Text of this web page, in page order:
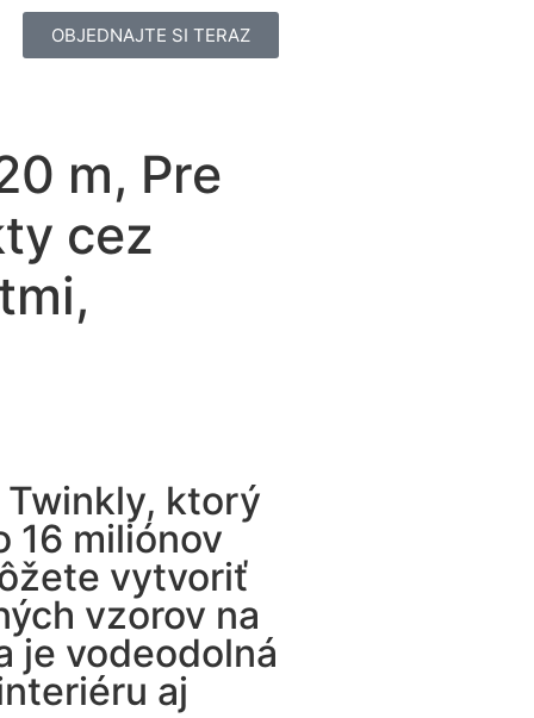
OBJEDNAJTE SI TERAZ
m, Pre
cez
ktorý
16 miliónov
vytvoriť
vzorov na
je vodeodolná
aj